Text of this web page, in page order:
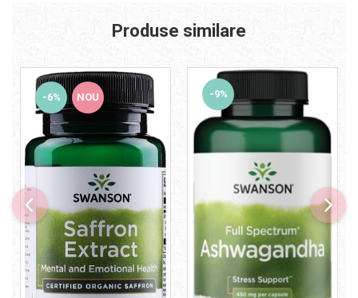
Produse similare
-6% NOU -9%